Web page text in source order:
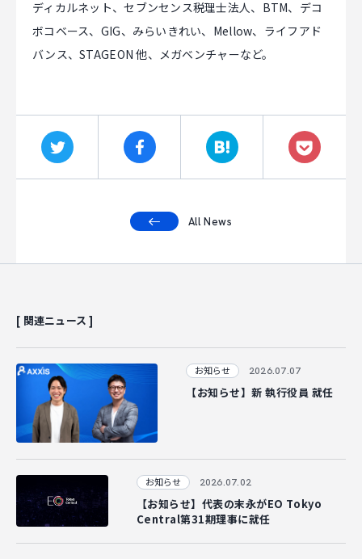
ディカルネット、セブンセンス税理士法人、BTM、デコ
ボコベース、GIG、みらいきれい、Mellow、ライフアド
バンス、STAGEON 他、メガベンチャーなど。
All News
[ 関連ニュース ]
お知らせ 2026.07.07
【お知らせ】新 執行役員 就任
お知らせ 2026.07.02
【お知らせ】代表の末永がEO Tokyo
Central第31期理事に就任